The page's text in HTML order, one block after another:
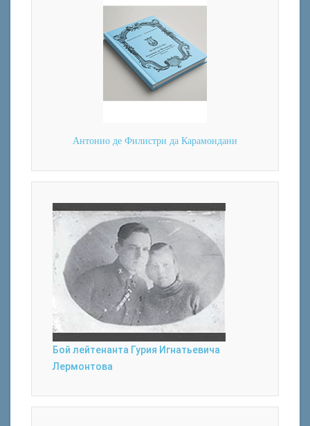
Антонио де Филистри да Карамондани
Бой лейтенанта Гурия Игнатьевича
Лермонтова